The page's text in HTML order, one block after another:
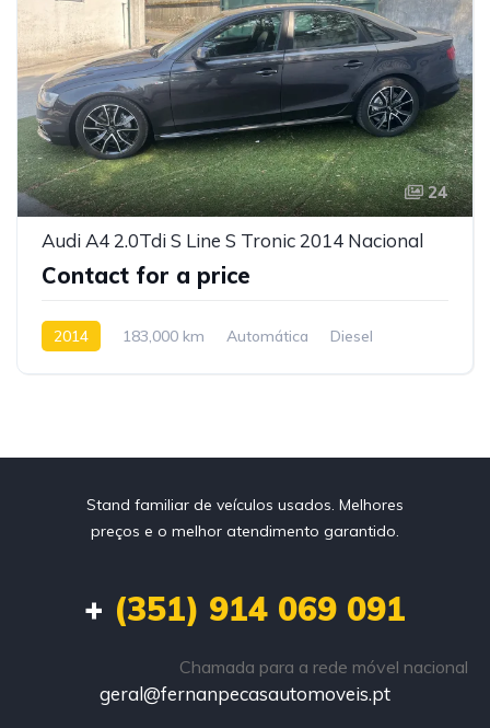
24
Audi A4 2.0Tdi S Line S Tronic 2014 Nacional
Contact for a price
2014 183,000 km Automática
Diesel
Stand familiar de veículos usados. Melhores
preços e o melhor atendimento garantido.
+ (351) 914 069 091
Chamada para a rede móvel nacional
geral@fernanpecasautomoveis.pt